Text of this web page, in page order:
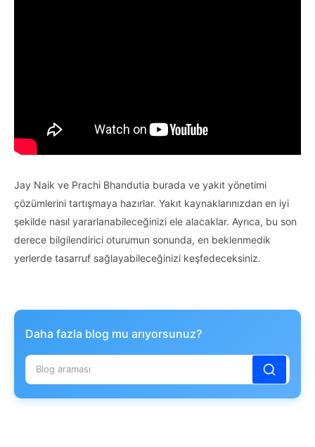
Jay Naik ve Prachi Bhandutia burada ve yakıt yönetimi
çözümlerini tartışmaya hazırlar. Yakıt kaynaklarınızdan en iyi
şekilde nasıl yararlanabileceğinizi ele alacaklar. Ayrıca, bu son
derece bilgilendirici oturumun sonunda, en beklenmedik
yerlerde tasarruf sağlayabileceğinizi keşfedeceksiniz.
Daha fazla blog mu arıyorsunuz?